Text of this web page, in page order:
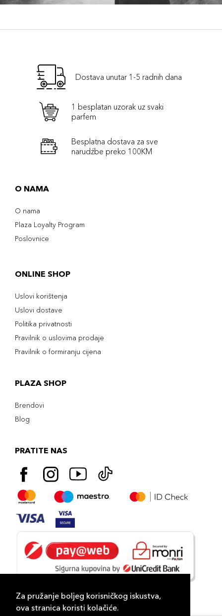
Za pružanje boljeg korisničkog iskustva,
ova stranica koristi kolačiće.
Dostava unutar 1-5 radnih dana
1 besplatan uzorak uz svaki
parfem
Besplatna dostava za sve
narudźbe preko 100KM
O NAMA
O nama
Plaza Loyalty Program
Poslovnice
ONLINE SHOP
Uslovi korištenja
Uslovi dostave
Politika privatnosti
Pravilnik o uslovima prodaje
Pravilnik o formiranju cijena
PLAZA SHOP
Brendovi
Blog
PRATITE NAS